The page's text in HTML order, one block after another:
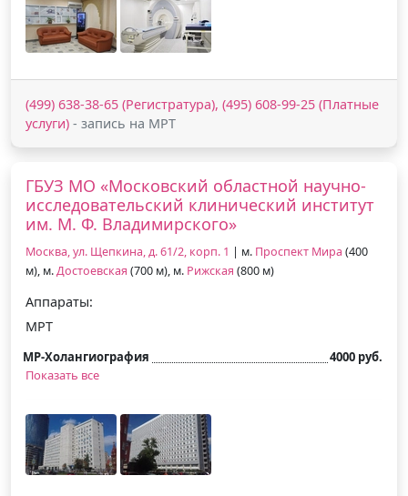
(499) 638-38-65 (Регистратура), (495) 608-99-25 (Платные
услуги) - запись на МРТ
ГБУЗ МО «Московский областной научно-
исследовательский клинический институт
им. М. Ф. Владимирского»
Москва, ул. Щепкина, д. 61/2, корп. 1 | м. Проспект Мира (400
м), м.Достоевская (700 м), м. Рижская (800 м)
Аппараты:
МРТ
МР-Холангиография
4000 руб.
Показать все